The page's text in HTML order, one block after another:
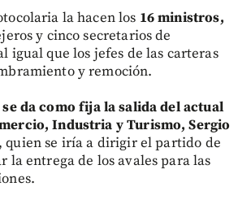
la hacen los 16 ministros,
y cinco secretarios de
igual que los jefes de las carteras
y remoción.
se da como fija la salida del actual
Industria y Turismo, Sergio
quien se iría a dirigir el partido de
la entrega de los avales para las